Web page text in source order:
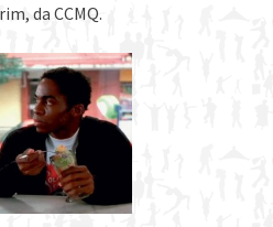
da CCMQ.